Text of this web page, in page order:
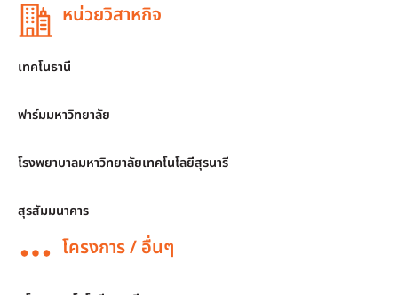
หน่วยวิสาหกิจ
เทคโนธานี
ฟาร์มมหาวิทยาลัย
โรงพยาบาลมหาวิทยาลัยเทคโนโลยีสุรนารี
สุรสัมมนาคาร
โครงการ / อื่นๆ